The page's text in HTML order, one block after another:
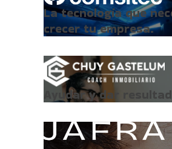
La tecnología que
crecer tu empresa.
Ayudar y dar